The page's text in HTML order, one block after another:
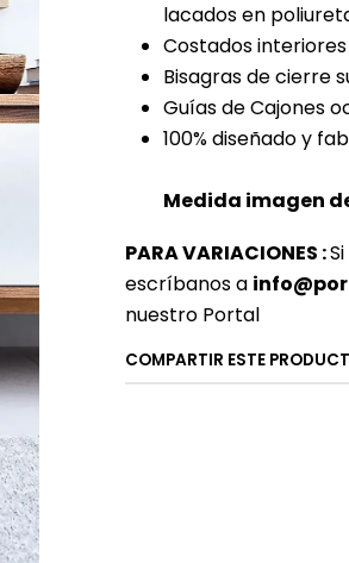
lacados en
Costados
Bisagras de cierre
Guías de Cajones
100% diseñado y
Medida imagen
PARA VARIACIONES :
escríbanos a
nuestro Portal
COMPARTIR ESTE